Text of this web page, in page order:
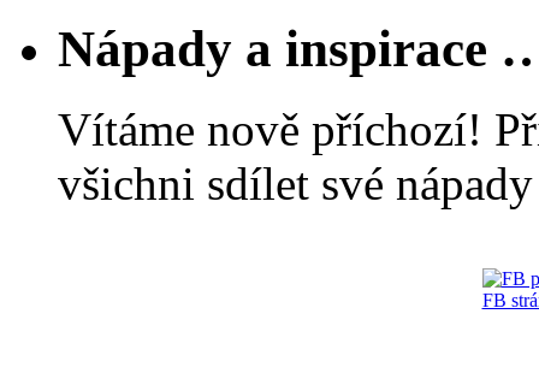
Nápady a inspirace
Vítáme nově příchozí!
všichni sdílet své
FB